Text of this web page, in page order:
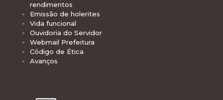
rendimentos
Emissão de holerites
Vida funcional
Ouvidoria do Servidor
Webmail Prefeitura
Código de Ética
Avanços